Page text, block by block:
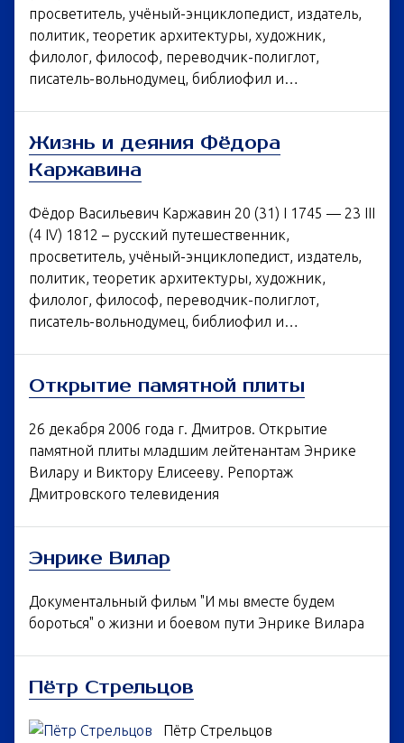
просветитель, учёный-энциклопедист, издатель,
политик, теоретик архитектуры, художник,
филолог, философ, переводчик-полиглот,
писатель-вольнодумец, библиофил и…
Жизнь и деяния Фёдора
Каржавина
Фёдор Васильевич Каржавин 20 (31) I 1745 — 23 III
(4 IV) 1812 – русский путешественник,
просветитель, учёный-энциклопедист, издатель,
политик, теоретик архитектуры, художник,
филолог, философ, переводчик-полиглот,
писатель-вольнодумец, библиофил и…
Открытие памятной плиты
26 декабря 2006 года г. Дмитров. Открытие
памятной плиты младшим лейтенантам Энрике
Вилару и Виктору Елисееву. Репортаж
Дмитровского телевидения
Энрике Вилар
Документальный фильм "И мы вместе будем
бороться" о жизни и боевом пути Энрике Вилара
Пётр Стрельцов
Пётр Стрельцов